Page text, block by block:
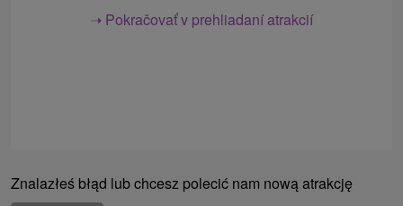
➝ Pokračovať v prehliadaní atrakcií
Znalazłeś błąd lub chcesz polecić nam nową atrakcję